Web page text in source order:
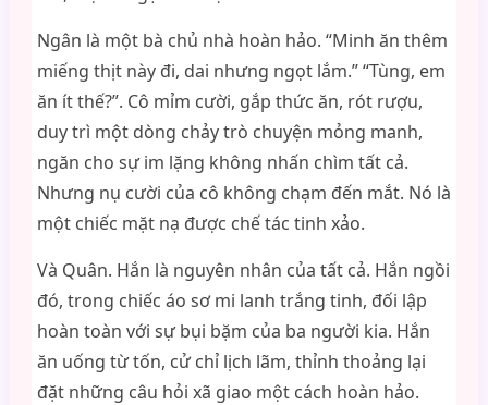
Ngân là một bà chủ nhà hoàn hảo. “Minh ăn thêm
miếng thịt này đi, dai nhưng ngọt lắm.” “Tùng, em
ăn ít thế?”. Cô mỉm cười, gắp thức ăn, rót rượu,
duy trì một dòng chảy trò chuyện mỏng manh,
ngăn cho sự im lặng không nhấn chìm tất cả.
Nhưng nụ cười của cô không chạm đến mắt. Nó là
một chiếc mặt nạ được chế tác tinh xảo.
Và Quân. Hắn là nguyên nhân của tất cả. Hắn ngồi
đó, trong chiếc áo sơ mi lanh trắng tinh, đối lập
hoàn toàn với sự bụi bặm của ba người kia. Hắn
ăn uống từ tốn, cử chỉ lịch lãm, thỉnh thoảng lại
đặt những câu hỏi xã giao một cách hoàn hảo.